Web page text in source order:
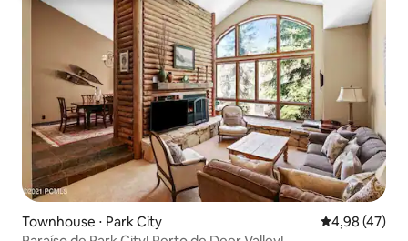
Townhouse ⋅ Park City 4,98 de uma
4,98 (47)